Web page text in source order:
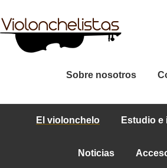
Sobre nosotros
El violonchelo Estudio e
Noticias